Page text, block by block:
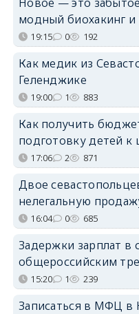
модный биохакинг и
19:15 0 192
Как медик из
Геленджике
19:00 1 883
Как получить
подготовку детей к
17:06 2 871
Двое
нелегальную
16:04 0 685
Задержки зарплат в
общероссийским
15:20 1 239
Записаться в МФЦ в